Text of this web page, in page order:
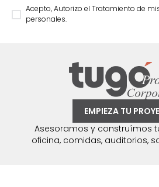
Acepto, Autorizo el Tratamiento de
personales.
EMPIEZA TU
Asesoramos y construímos
oficina, comidas, auditorios,